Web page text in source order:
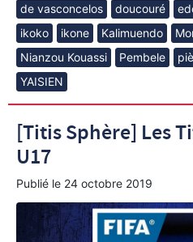
de vasconcelos
doucouré
ikoko
ikone Kalimuendo
Nianzou Kouassi
Pembele
YAISIEN
[Titis Sphère] Les
U17
Publié le 24 octobre 2019